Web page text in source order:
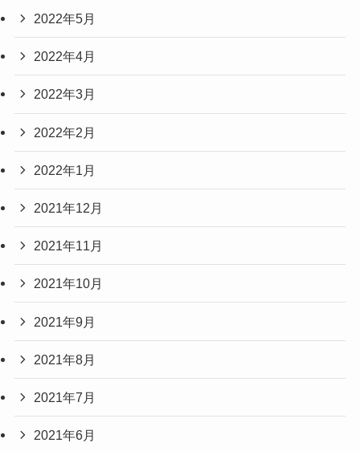
2022年5月
2022年4月
2022年3月
2022年2月
2022年1月
2021年12月
2021年11月
2021年10月
2021年9月
2021年8月
2021年7月
2021年6月